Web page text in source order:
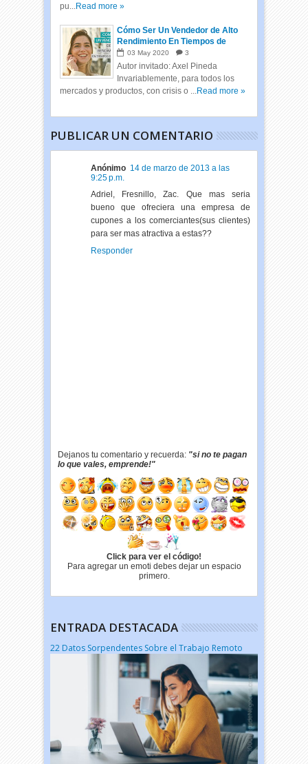
pu... Read more »
Cómo Ser Un Vendedor de Alto
Rendimiento En Tiempos de
Crisis
03 May 2020 3
Autor invitado: Axel Pineda
Invariablemente, para todos los
mercados y productos, con crisis o ... Read more »
PUBLICAR UN COMENTARIO
Anónimo 14 de marzo de 2013 a las
9:25 p.m.
Adriel, Fresnillo, Zac. Que mas seria
bueno que ofreciera una empresa de
cupones a los comerciantes(sus clientes)
para ser mas atractiva a estas??
Responder
Dejanos tu comentario y recuerda: "si no te pagan
lo que vales, emprende!"
Click para ver el código!
Para agregar un emoti debes dejar un espacio
primero.
ENTRADA DESTACADA
22 Datos Sorpendentes Sobre el Trabajo Remoto